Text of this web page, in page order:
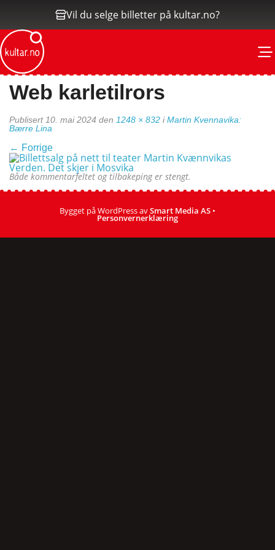
Vil du selge billetter på kultar.no?
Web karletilrors
Publisert 10. mai 2024 den 1248 × 832 iMartin Kvennavika:
Bærre Lina
← Forrige
Både kommentarfeltet og tilbakeping er stengt.
Bygget på WordPress avSmart Media AS •
Personvernerklæring